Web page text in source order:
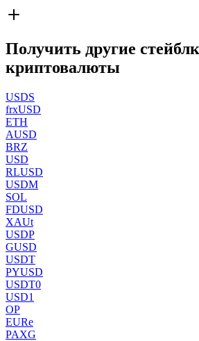
Получить другие
криптовалюты
USDS
frxUSD
ETH
AUSD
BRZ
USD
RLUSD
USDM
SOL
FDUSD
XAUt
USDP
GUSD
USDT
PYUSD
USDT0
USD1
OP
EURe
PAXG